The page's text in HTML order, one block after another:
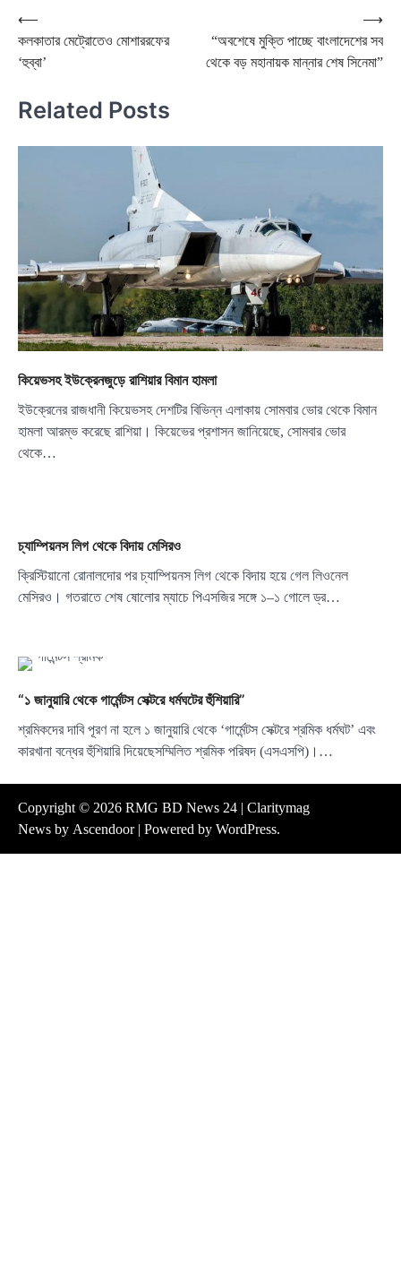
Post
navigation
⟵
কলকাতার মেট্রোতেও মোশাররফের
‘হুব্বা’
“অবশেষে মুক্তি পাচ্ছে বাংলাদেশের সব
থেকে বড় মহানায়ক মান্নার শেষ সিনেমা”
⟶
Related Posts
কিয়েভসহ ইউক্রেনজুড়ে রাশিয়ার বিমান হামলা
ইউক্রেনের রাজধানী কিয়েভসহ দেশটির বিভিন্ন এলাকায় সোমবার ভোর থেকে বিমান
হামলা আরম্ভ করেছে রাশিয়া। কিয়েভের প্রশাসন জানিয়েছে, সোমবার ভোর
থেকে…
চ্যাম্পিয়নস লিগ থেকে বিদায় মেসিরও
ক্রিস্টিয়ানো রোনালদোর পর চ্যাম্পিয়নস লিগ থেকে বিদায় হয়ে গেল লিওনেল
মেসিরও। গতরাতে শেষ ষোলোর ম্যাচে পিএসজির সঙ্গে ১–১ গোলে ড্র…
“১ জানুয়ারি থেকে গার্মেন্টস সেক্টরে ধর্মঘটের হুঁশিয়ারি”
শ্রমিকদের দাবি পূরণ না হলে ১ জানুয়ারি থেকে ‘গার্মেন্টস সেক্টরে শ্রমিক ধর্মঘট’ এবং
কারখানা বন্ধের হুঁশিয়ারি দিয়েছেসম্মিলিত শ্রমিক পরিষদ (এসএসপি)।…
Copyright © 2026 RMG BD News 24 | Claritymag
News by Ascendoor| Powered by WordPress.